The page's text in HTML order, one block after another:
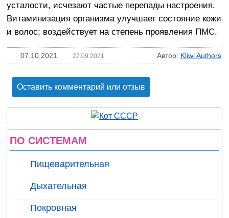
усталости, исчезают частые перепады настроения.
Витаминизация организма улучшает состояние кожи
и волос; воздействует на степень проявления ПМС.
07.10.2021 27.09.2021 Автор: Kliwi Authors
Оставить комментарий или отзыв
ПО СИСТЕМАМ
Пищеварительная
Дыхательная
Покровная